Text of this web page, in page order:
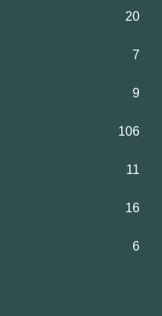
20
7
9
106
11
16
6